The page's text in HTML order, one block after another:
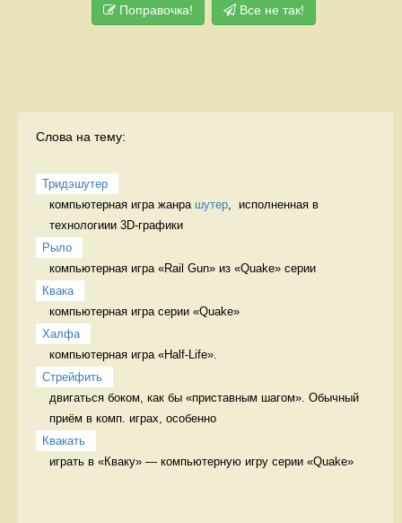
Поправочка! Все не так!
Слова на тему:
Тридэшутер
компьютерная игра жанра шутер ,  исполненная в
технологиии 3D-графики
Рыло
компьютерная игра «Rail Gun» из «Quake» серии
Квака
компьютерная игра серии «Quake»
Халфа
компьютерная игра «Half-Life».
Стрейфить
двигаться боком, как бы «приставным шагом». Обычный
приём в комп. играх, особенно
Квакать
играть в «Кваку» — компьютерную игру серии «Quake»